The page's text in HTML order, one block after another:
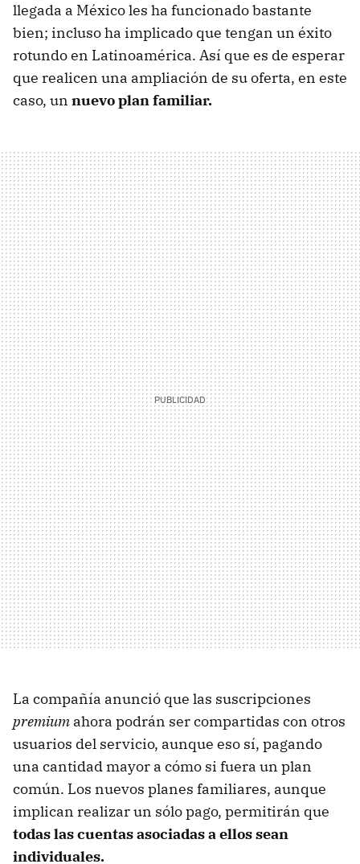
llegada a México les ha funcionado bastante
bien; incluso ha implicado que tengan un éxito
rotundo en Latinoamérica. Así que es de esperar
que realicen una ampliación de su oferta, en este
caso, un nuevo plan familiar.
La compañía anunció que las suscripciones
premium ahora podrán ser compartidas con otros
usuarios del servicio, aunque eso sí, pagando
una cantidad mayor a cómo si fuera un plan
común. Los nuevos planes familiares, aunque
implican realizar un sólo pago, permitirán que
todas las cuentas asociadas a ellos sean
individuales.